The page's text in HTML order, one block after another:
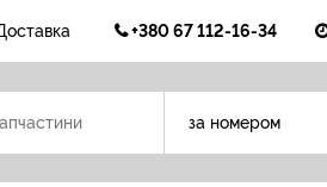
+380 67 112-16-34
за номером